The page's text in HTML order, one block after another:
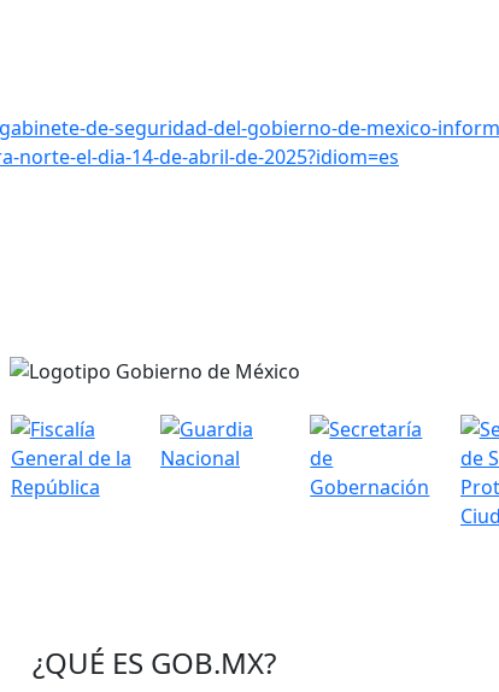
de-seguridad-del-gobierno-de-mexico-
el-dia-14-de-abril-de-2025?idiom=es
¿QUÉ ES GOB.MX?